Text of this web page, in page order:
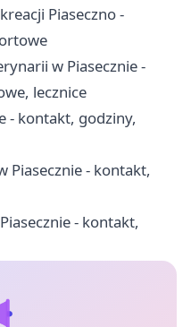
Piaseczno -
w Piasecznie -
lecznice
- kontakt, godziny,
Piasecznie - kontakt,
- kontakt,